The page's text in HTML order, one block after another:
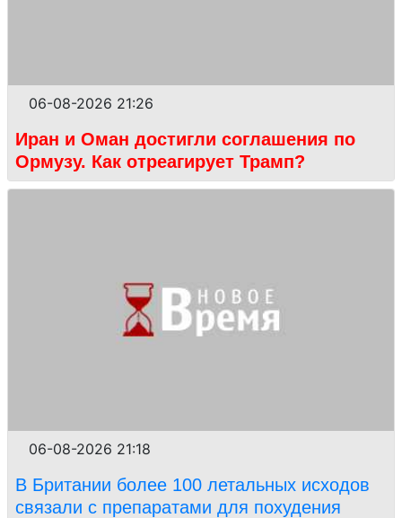
06-08-2026 21:26
Иран и Оман достигли соглашения по
Ормузу. Как отреагирует Трамп?
06-08-2026 21:18
В Британии более 100 летальных исходов
связали с препаратами для похудения